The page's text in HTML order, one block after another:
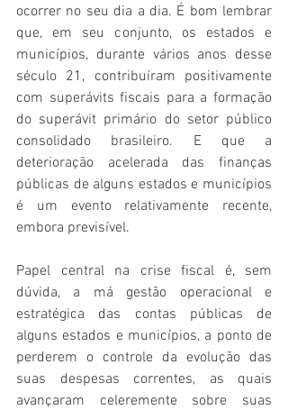
ocorrer no seu dia a dia. É bom lembrar
que, em seu conjunto, os estados e
municípios, durante vários anos desse
século 21, contribuíram positivamente
com superávits fiscais para a formação
do superávit primário do setor público
consolidado brasileiro. E que a
deterioração acelerada das finanças
públicas de alguns estados e municípios
é um evento relativamente recente,
embora previsível.
Papel central na crise fiscal é, sem
dúvida, a má gestão operacional e
estratégica das contas públicas de
alguns estados e municípios, a ponto de
perderem o controle da evolução das
suas despesas correntes, as quais
avançaram celeremente sobre suas